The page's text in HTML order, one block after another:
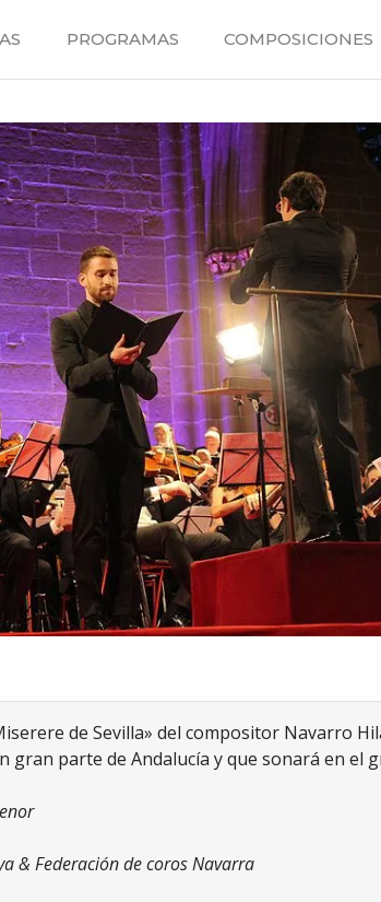
PROGRAMAS COMPOSICIONES
de Sevilla» del compositor Navarro
gran parte de Andalucía y que sonará en el
& Federación de coros Navarra